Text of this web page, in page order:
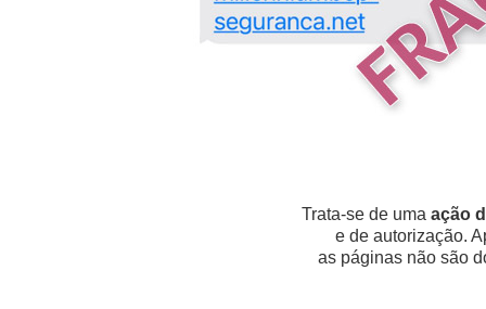
Trata-se de uma ação
e de autorização.
as páginas não são